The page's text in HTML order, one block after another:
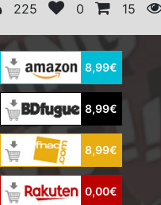
225 0 15
8,99€
8,99€
8,99€
0,00€